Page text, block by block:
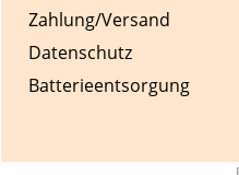
Zahlung/Versand
Datenschutz
Batterieentsorgung